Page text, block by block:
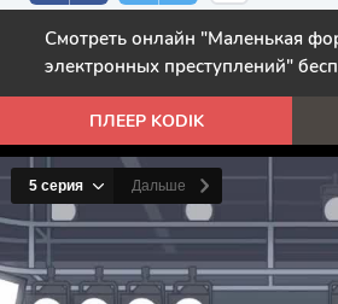
Смотреть онлайн "Маленькая
электронных преступлений"
ПЛЕЕР KODIK